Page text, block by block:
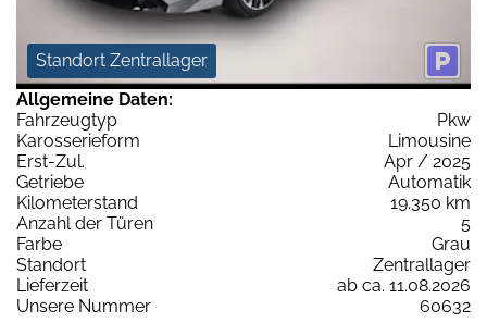
Standort Zentrallager
Allgemeine Daten:
Fahrzeugtyp
Pkw
Karosserieform
Limousine
Erst-Zul.
Apr / 2025
Getriebe
Automatik
Kilometerstand
19.350 km
Anzahl der Türen
5
Farbe
Grau
Standort
Zentrallager
Lieferzeit
ab ca. 11.08.2026
Unsere Nummer
60632